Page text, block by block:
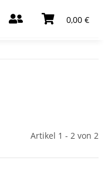
0,00 €
Artikel 1 - 2 von 2